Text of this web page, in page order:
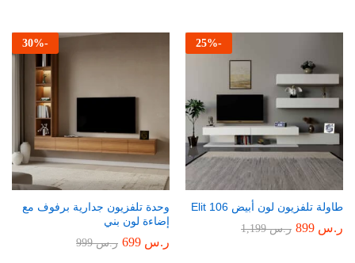
-
25%
طاولة تلفزيون لون أبيض Elit 106
ر.س ر.س1,199
-
30%
وحدة تلفزيون جدارية برفوف مع
إضاءة لون بني
ر.س ر.س999